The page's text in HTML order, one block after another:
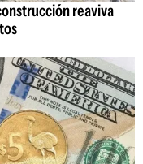
reaviva